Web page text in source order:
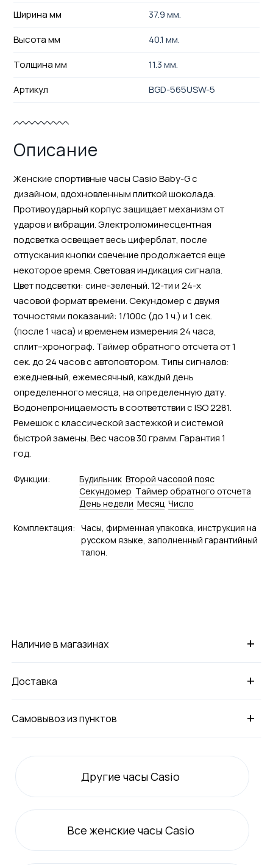
Ширина мм
37.9 мм.
Высота мм
40.1 мм.
Толщина мм
11.3 мм.
Артикул
BGD-565USW-5
Описание
Женские спортивные часы Casio Baby-G с
дизайном, вдохновленным плиткой шоколада.
Противоударный корпус защищает механизм от
ударов и вибрации. Электролюминесцентная
подсветка освещает весь циферблат, после
отпускания кнопки свечение продолжается еще
некоторое время. Световая индикация сигнала.
Цвет подсветки: сине-зеленый. 12-ти и 24-х
часовой формат времени. Секундомер с двумя
точностями показаний: 1/100с (до 1 ч.) и 1 сек.
(после 1 часа) и временем измерения 24 часа,
сплит--хронограф. Таймер обратного отсчета от 1
сек. до 24 часов с автоповтором. Типы сигналов:
ежедневный, ежемесячный, каждый день
определенного месяца, на определенную дату.
Водонепроницаемость в соответствии с ISO 2281.
Ремешок с классической застежкой и системой
быстрой замены. Вес часов 30 грамм. Гарантия 1
год.
Функции: Будильник Второй часовой пояс
Секундомер Tаймер обратного отсчета
День недели Месяц Число
Комплектация: Часы, фирменная упаковка, инструкция на
русском языке, заполненный гарантийный
талон.
+
Наличие в магазинах
+
Доставка
+
Самовывоз из пунктов
Другие часы Casio
Все женские часы Casio